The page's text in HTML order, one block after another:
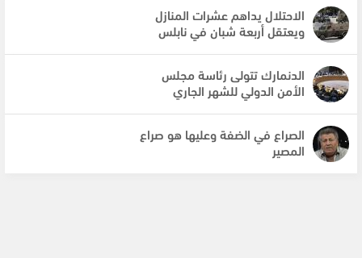
الاحتلال يداهم عشرات المنازل
ويعتقل أربعة شبان في نابلس
الدنمارك تتولى رئاسة مجلس
الأمن الدولي للشهر الجاري
الصراع في الضفة وعليها هو صراع
المصير